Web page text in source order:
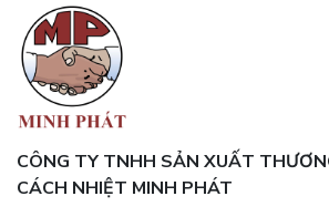
CÔNG TY TNHH SẢN XUẤT
CÁCH NHIỆT MINH PHÁT